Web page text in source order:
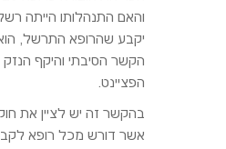
והאם התנהלותו הייתה
יקבע שהרופא התרשל,
הקשר הסיבתי והיקף הנזק
הפציינט.
בהקשר זה יש לציין את
אשר דורש מכל רופא